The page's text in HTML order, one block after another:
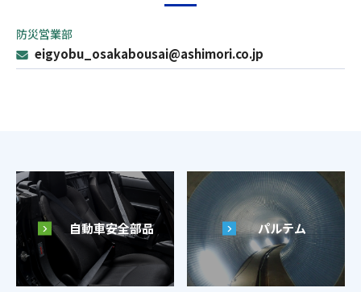
防災営業部
eigyobu_osakabousai@ashimori.co.jp
自動車安全部品 パルテム